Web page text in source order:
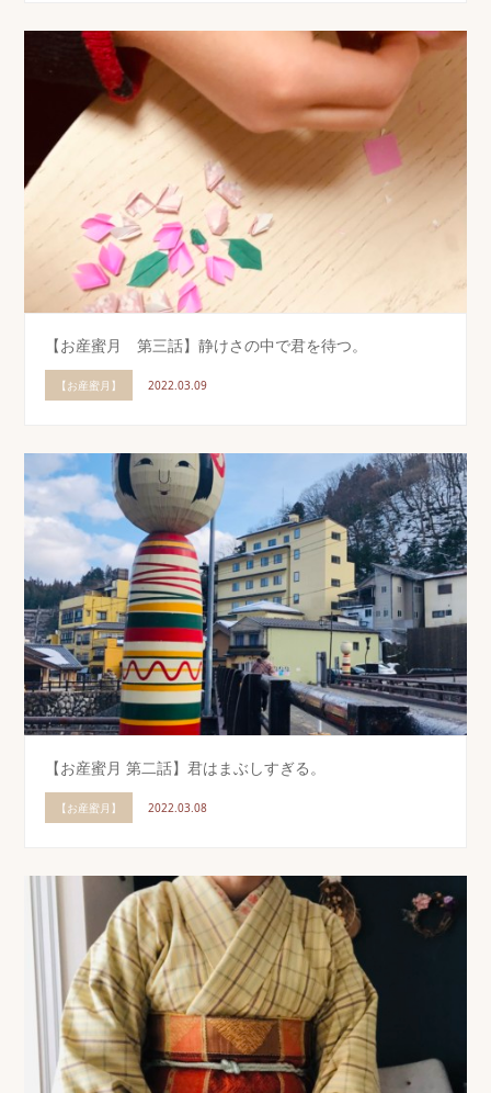
【お産蜜月 第三話】静けさの中で君を待つ。
【お産蜜月】 2022.03.09
【お産蜜月 第二話】君はまぶしすぎる。
【お産蜜月】 2022.03.08